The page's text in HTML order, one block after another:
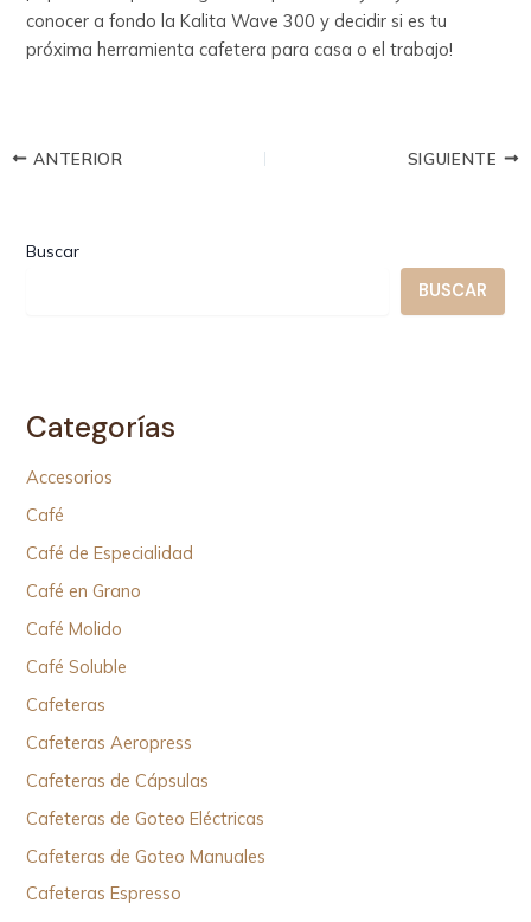
conocer a fondo la Kalita Wave 300 y decidir si es tu
próxima herramienta cafetera para casa o el trabajo!
ANTERIOR SIGUIENTE
Buscar
BUSCAR
Categorías
Accesorios
Café
Café de Especialidad
Café en Grano
Café Molido
Café Soluble
Cafeteras
Cafeteras Aeropress
Cafeteras de Cápsulas
Cafeteras de Goteo Eléctricas
Cafeteras de Goteo Manuales
Cafeteras Espresso